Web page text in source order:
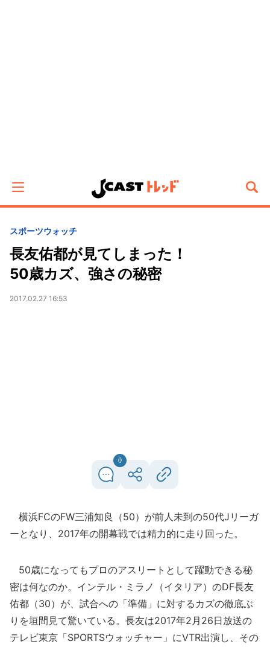
スポーツウォッチ
長友佑都が見てしまった！
50歳カズ、強さの秘密
2017.02.27 16:53
0
横浜FCのFW三浦知良（50）が前人未到の50代Jリーガ
ーとなり、2017年の開幕戦では精力的に走り回った。
50歳になってもプロのアスリートとして躍動できる秘
密は何なのか。インテル・ミラノ（イタリア）のDF長友
佑都（30）が、試合への「準備」に対するカズの徹底ぶ
りを垣間見て驚いている。長友は2017年2月26日放送の
テレビ東京「SPORTSウォッチャー」にVTR出演し、その